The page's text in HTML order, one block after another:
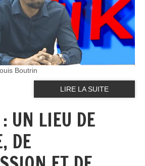
Boutrin
LIRE LA SUITE
UN LIEU DE
DE